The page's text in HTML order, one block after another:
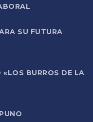
SU FUTURA
«LOS BURROS DE LA